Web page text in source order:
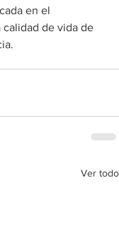
en el
de vida de
Ver todo